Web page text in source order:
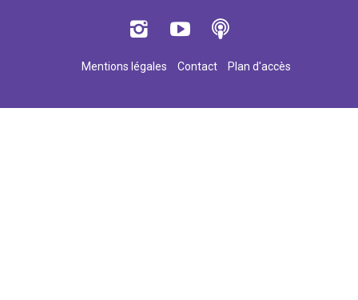
Mentions légales Contact Plan d'accès